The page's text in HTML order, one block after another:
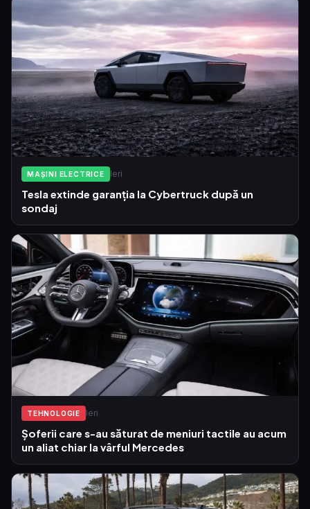
MAȘINI ELECTRICE Ieri
Tesla extinde garanția la Cybertruck după un
sondaj
TEHNOLOGIE Ieri
Șoferii care s-au săturat de meniuri tactile au acum
un aliat chiar la vârful Mercedes